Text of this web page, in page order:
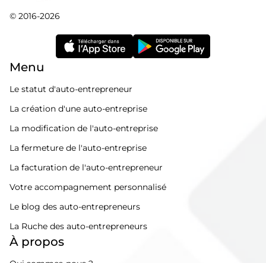
© 2016-2026
Menu
Le statut d'auto-entrepreneur
La création d'une auto-entreprise
La modification de l'auto-entreprise
La fermeture de l'auto-entreprise
La facturation de l'auto-entrepreneur
Votre accompagnement personnalisé
Le blog des auto-entrepreneurs
La Ruche des auto-entrepreneurs
À propos